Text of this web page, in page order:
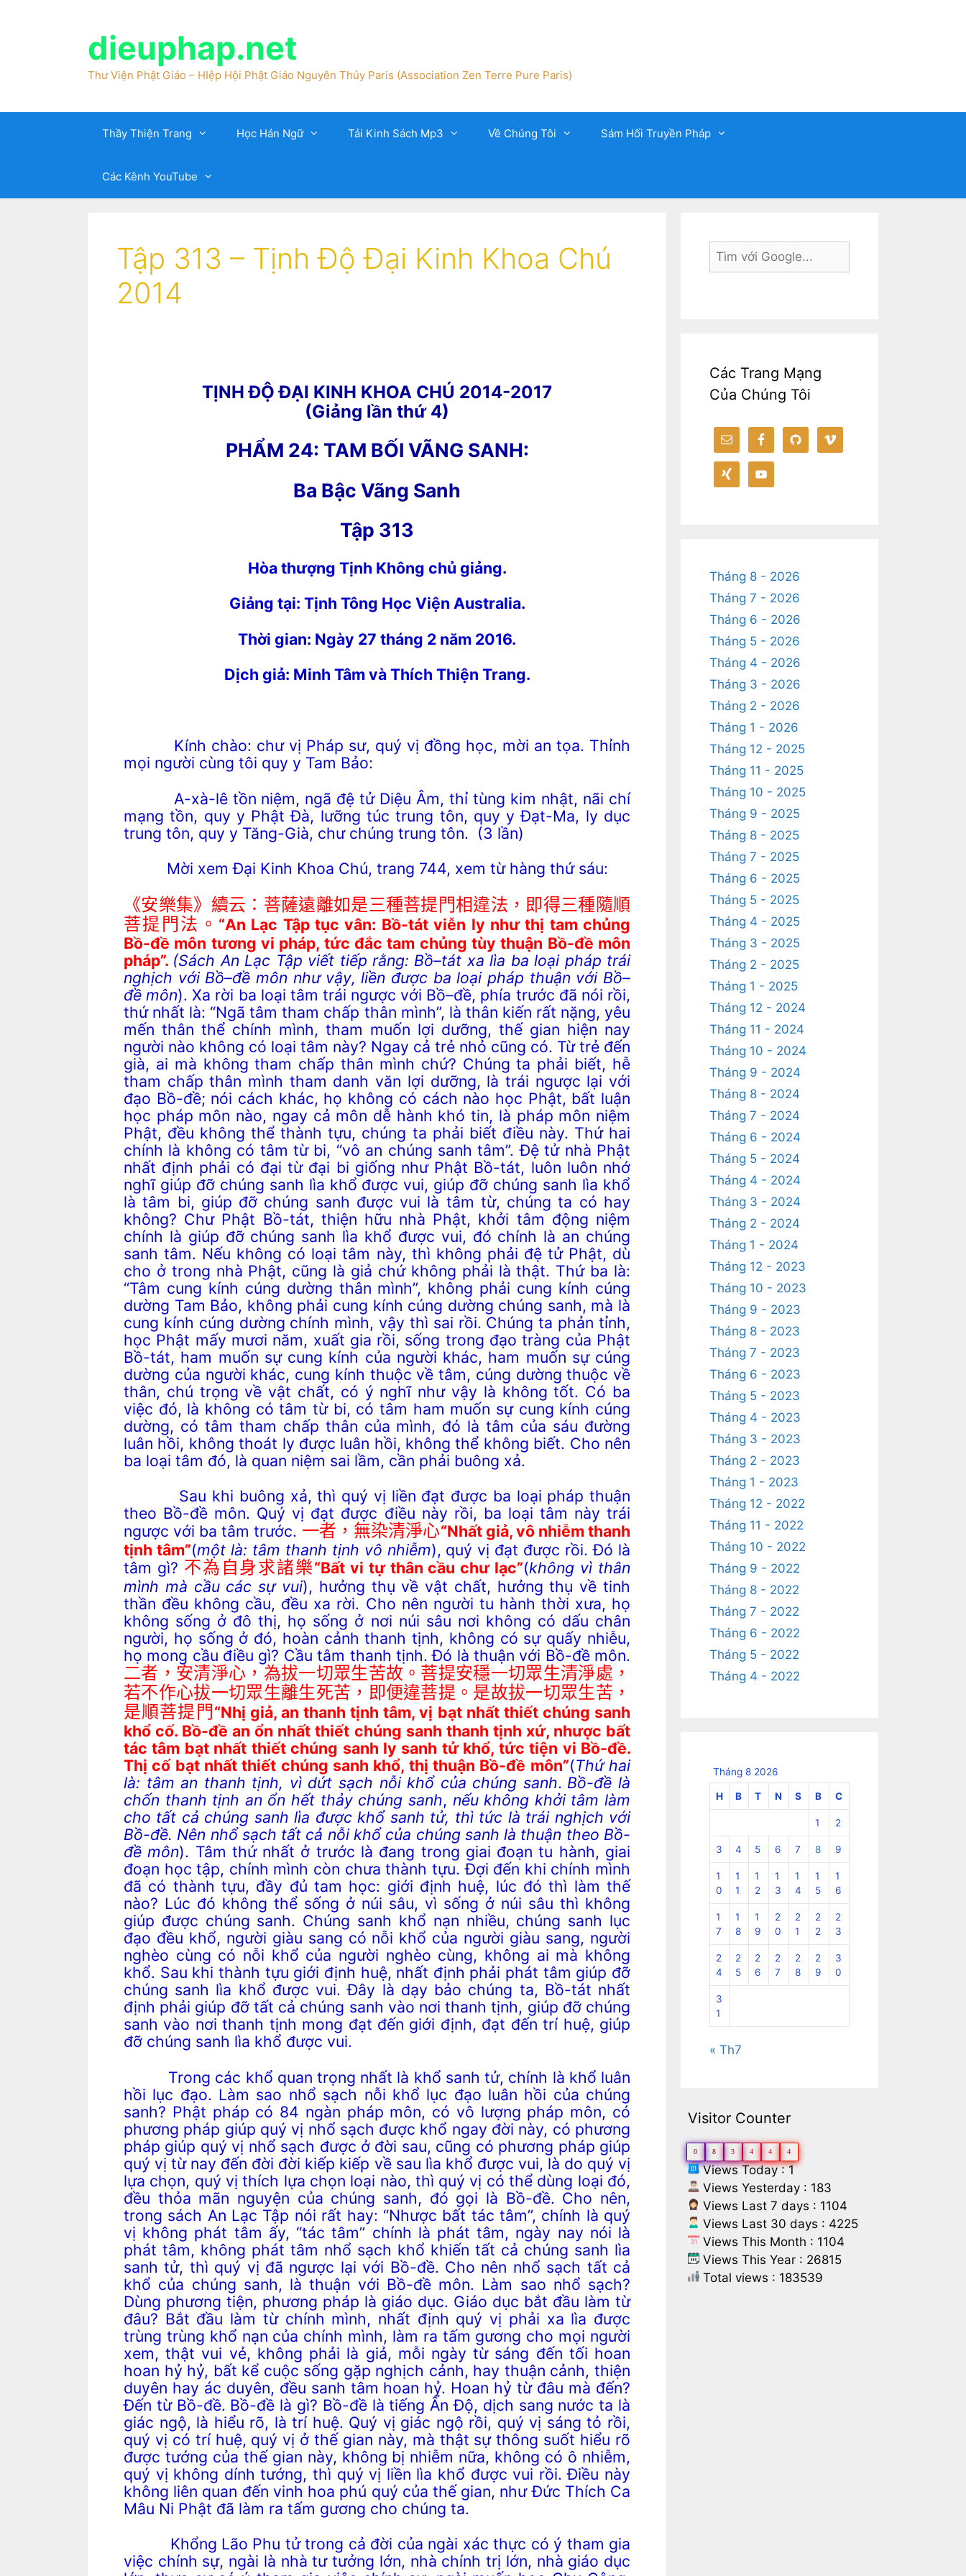
dieuphap.net
Thư Viện Phật Giáo – HIệp Hội Phật Giáo Nguyên Thủy Paris (Association Zen Terre Pure Paris)
Thầy Thiện Trang Học Hán Ngữ Tải Kinh Sách Mp3 Về Chúng Tôi Sám Hối Truyền Pháp
Các Kênh YouTube
Tập 313 – Tịnh Độ Đại Kinh Khoa Chú
2014
TỊNH ĐỘ ĐẠI KINH KHOA CHÚ 2014-2017
(Giảng lần thứ 4)
PHẨM 24: TAM BỐI VÃNG SANH:
Ba Bậc Vãng Sanh
Tập 313
Hòa thượng Tịnh Không chủ giảng.
Giảng tại: Tịnh Tông Học Viện Australia.
Thời gian: Ngày 27 tháng 2 năm 2016.
Dịch giả: Minh Tâm và Thích Thiện Trang.
Kính chào: chưvị Pháp sư, quý vị đồng học, mời an tọa. Thỉnh
mọi người cùng tôi quy y Tam Bảo:
A-xà-lê tồn niệm, ngã đệ tử Diệu Âm, thỉ tùng kim nhật, nãi chí
mạng tồn, quy y Phật Đà, lưỡng túc trung tôn, quy y Đạt-Ma, ly dục
trung tôn, quy y Tăng-Già, chư chúng trung tôn. (3 lần)
Mời xem Đại Kinh Khoa Chú, trang 744, xem từ hàng thứ sáu:
《安樂集》續云：菩薩遠離如是三種菩提門相違法，即得三種隨順
菩提門法。 “An Lạc Tập tục vân: Bồ-tát viễn ly như thị tam chủng
Bồ-đề môn tương vi pháp, tức đắc tam chủng tùy thuận Bồ-đề môn
pháp”. (Sách An Lạc Tập viết tiếp rằng: Bồ–tát xa lìa ba loại pháp trái
nghịch với Bồ–đề môn như vậy,liền được ba loại pháp thuận với Bồ–
đề môn).Xa rời ba loại tâm trái ngược với Bồ–đề, phía trước đã nói rồi,
thứ nhất là: “Ngã tâm tham chấp thân mình”, là thân kiến rất nặng,yêu
mến thân thể chính mình, tham muốn lợi dưỡng, thế gian hiện nay
người nào không có loại tâm này? Ngay cả trẻ nhỏ cũng có. Từ trẻ đến
già, ai mà không tham chấp thân mình chứ? Chúng ta phải biết, hễ
tham chấp thân mình tham danh văn lợi dưỡng, là trái ngược lại với
đạo Bồ-đề; nói cách khác, họ không có cách nào học Phật, bất luận
học pháp môn nào, ngay cả môn dễ hành khó tin, là pháp môn niệm
Phật, đều không thể thành tựu, chúng ta phải biết điều này. Thứ hai
chính là không có tâm từ bi, “vô an chúng sanh tâm”. Đệ tử nhà Phật
nhất định phải có đại từ đại bi giống như Phật Bồ-tát, luôn luôn nhớ
nghĩ giúp đỡ chúng sanh lìa khổ được vui, giúp đỡ chúng sanh lìa khổ
là tâm bi, giúp đỡ chúng sanh được vui là tâm từ, chúng ta có hay
không? Chư Phật Bồ-tát, thiện hữu nhà Phật, khởi tâm động niệm
chính là giúp đỡ chúng sanh lìa khổ được vui, đó chính là an chúng
sanh tâm. Nếu không có loại tâm này, thì không phải đệ tử Phật, dù
cho ở trong nhà Phật, cũng là giả chứ không phải là thật. Thứ ba là:
“Tâm cung kính cúng dường thân mình”, không phải cung kính cúng
dường Tam Bảo, không phải cung kính cúng dường chúng sanh, mà là
cung kính cúng dường chính mình, vậy thì sai rồi. Chúng ta phản tỉnh,
học Phật mấy mươi năm, xuất gia rồi, sống trong đạo tràng của Phật
Bồ-tát, ham muốn sự cung kính của người khác, ham muốn sự cúng
dường của người khác, cung kính thuộc về tâm, cúng dường thuộc về
thân, chú trọng về vật chất, có ý nghĩ như vậy là không tốt. Có ba
việc đó, là không có tâm từ bi, có tâm ham muốn sự cung kính cúng
dường, có tâm tham chấp thân của mình, đó là tâm của sáu đường
luân hồi, không thoát ly được luân hồi, không thể không biết. Cho nên
ba loại tâm đó, là quan niệm sai lầm, cần phải buông xả.
Sau khi buông xả, thì quý vị liền đạt được ba loại pháp thuận
theo Bồ-đề môn. Quý vị đạt được điều này rồi, ba loại tâm này trái
ngược với ba tâm trước. 一者，無染清淨心“Nhất giả, vô nhiễm thanh
tịnh tâm”(một là: tâm thanh tịnh vô nhiễm), quý vị đạt được rồi. Đó là
tâm gì? 不為自身求諸樂“Bất vi tự thân cầu chư lạc”(không vì thân
mình mà cầu các sự vui), hưởng thụ về vật chất, hưởng thụ về tinh
thần đều không cầu, đều xa rời. Cho nên người tu hành thời xưa, họ
không sống ở đô thị, họ sống ở nơi núi sâu nơi không có dấu chân
người, họ sống ở đó, hoàn cảnh thanh tịnh, không có sự quấy nhiễu,
họ mong cầu điều gì? Cầu tâm thanh tịnh.Đó là thuậnvới Bồ-đề môn.
二者，安清淨心，為拔一切眾生苦故。菩提安穩一切眾生清淨處，
若不作心拔一切眾生離生死苦，即便違菩提。是故拔一切眾生苦，
是順菩提門“Nhị giả, an thanh tịnh tâm, vị bạt nhất thiết chúng sanh
khổ cố. Bồ-đề an ổn nhất thiết chúng sanh thanh tịnh xứ, nhược bất
tác tâm bạt nhất thiết chúng sanh ly sanh tử khổ, tức tiện vi Bồ-đề.
Thị cố bạt nhất thiết chúng sanh khổ, thị thuận Bồ-đề môn”(Thứ hai
là: tâm an thanh tịnh, vì dứt sạch nỗi khổ của chúng sanh. Bồ-đề là
chốn thanh tịnh an ổn hết thảy chúng sanh, nếu không khởi tâm làm
cho tất cả chúng sanh lìa được khổ sanh tử, thì tức là trái nghịch với
Bồ-đề. Nên nhổ sạch tất cả nỗi khổ của chúng sanh là thuận theo Bồ-
đề môn). Tâm thứ nhất ở trước là đang trong giai đoạn tu hành, giai
đoạn học tập, chính mình còn chưa thành tựu. Đợi đến khi chính mình
đã có thành tựu, đầy đủ tam học: giới định huệ, lúc đó thì làm thế
nào? Lúc đó không thể sống ở núi sâu, vì sống ở núi sâu thì không
giúp được chúng sanh. Chúng sanh khổ nạn nhiều, chúng sanh lục
đạo đều khổ, người giàu sang có nỗi khổ của người giàu sang, người
nghèo cùng có nỗi khổ của người nghèo cùng, không ai mà không
khổ. Sau khi thành tựu giới định huệ, nhất định phải phát tâm giúp đỡ
chúng sanh lìa khổ được vui. Đây là dạy bảo chúng ta, Bồ-tát nhất
định phải giúp đỡ tất cả chúng sanh vào nơi thanh tịnh, giúp đỡ chúng
sanh vào nơi thanh tịnh mong đạt đến giới định, đạt đến trí huệ, giúp
đỡ chúng sanh lìa khổ được vui.
Trong các khổ quan trọng nhất là khổ sanh tử, chính là khổ luân
hồi lục đạo. Làm sao nhổ sạch nỗi khổ lục đạo luân hồi của chúng
sanh? Phật pháp có 84 ngàn pháp môn, có vô lượng pháp môn, có
phương pháp giúp quý vị nhổ sạch được khổ ngay đời này, có phương
pháp giúp quý vị nhổ sạch được ở đời sau, cũng có phương pháp giúp
quý vị từ nay đến đời đời kiếp kiếp về sau lìa khổ được vui, là do quý vị
lựa chọn, quý vị thích lựa chọn loại nào, thì quý vị có thể dùng loại đó,
đều thỏa mãn nguyện của chúng sanh, đó gọi là Bồ-đề. Cho nên,
trong sách An Lạc Tập nói rất hay: “Nhược bất tác tâm”, chính là quý
vị không phát tâm ấy, “tác tâm” chính là phát tâm, ngày nay nói là
phát tâm, không phát tâm nhổ sạch khổ khiến tất cả chúng sanh lìa
sanh tử, thì quý vị đã ngược lại với Bồ-đề. Cho nên nhổ sạch tất cả
khổ của chúng sanh, là thuận với Bồ-đề môn. Làm sao nhổ sạch?
Dùng phương tiện, phương pháp là giáo dục. Giáo dục bắt đầu làm từ
đâu? Bắt đầu làm từ chính mình, nhất định quý vị phải xa lìa được
trùng trùng khổ nạn của chính mình, làm ra tấm gương cho mọi người
xem, thật vui vẻ, không phải là giả, mỗi ngày từ sáng đến tối hoan
hoan hỷ hỷ, bất kể cuộc sống gặp nghịch cảnh, hay thuận cảnh, thiện
duyên hay ác duyên, đều sanh tâm hoan hỷ. Hoan hỷ từ đâu mà đến?
Đến từ Bồ-đề. Bồ-đề là gì? Bồ-đề là tiếng Ấn Độ, dịch sang nước ta là
giác ngộ, là hiểu rõ, là trí huệ. Quý vị giác ngộ rồi, quý vị sáng tỏ rồi,
quý vị có trí huệ, quý vị ở thế gian này, mà thật sự thông suốt hiểu rõ
được tướng của thế gian này, không bị nhiễm nữa, không có ô nhiễm,
quý vị không dính tướng, thì quý vị liền lìa khổ được vui rồi. Điều này
không liên quan đến vinh hoa phú quý của thế gian, như Đức Thích Ca
Mâu Ni Phật đã làm ra tấm gương cho chúng ta.
Khổng Lão Phu tử trong cả đời của ngài xác thực có ý tham gia
việc chính sự, ngài là nhà tư tưởng lớn, nhà chính trị lớn, nhà giáo dục
Các Trang Mạng
Của Chúng Tôi
Tháng 8 - 2026
Tháng 7 - 2026
Tháng 6 - 2026
Tháng 5 - 2026
Tháng 4 - 2026
Tháng 3 - 2026
Tháng 2 - 2026
Tháng 1 - 2026
Tháng 12 - 2025
Tháng 11 - 2025
Tháng 10 - 2025
Tháng 9 - 2025
Tháng 8 - 2025
Tháng 7 - 2025
Tháng 6 - 2025
Tháng 5 - 2025
Tháng 4 - 2025
Tháng 3 - 2025
Tháng 2 - 2025
Tháng 1 - 2025
Tháng 12 - 2024
Tháng 11 - 2024
Tháng 10 - 2024
Tháng 9 - 2024
Tháng 8 - 2024
Tháng 7 - 2024
Tháng 6 - 2024
Tháng 5 - 2024
Tháng 4 - 2024
Tháng 3 - 2024
Tháng 2 - 2024
Tháng 1 - 2024
Tháng 12 - 2023
Tháng 10 - 2023
Tháng 9 - 2023
Tháng 8 - 2023
Tháng 7 - 2023
Tháng 6 - 2023
Tháng 5 - 2023
Tháng 4 - 2023
Tháng 3 - 2023
Tháng 2 - 2023
Tháng 1 - 2023
Tháng 12 - 2022
Tháng 11 - 2022
Tháng 10 - 2022
Tháng 9 - 2022
Tháng 8 - 2022
Tháng 7 - 2022
Tháng 6 - 2022
Tháng 5 - 2022
Tháng 4 - 2022
Tháng 8 2026
H B T N S B C
1 2
3 4 5 6 7 8 9
1
0
1
1
1
2
1
3
1
4
1
5
1
6
1
7
1
8
1
9
2
0
2
1
2
2
2
3
2
4
2
5
2
6
2
7
2
8
2
9
3
0
3
1
« Th7
Visitor Counter
0 8 3 4 4 4
Views Today : 1
Views Yesterday : 183
Views Last 7 days : 1104
Views Last 30 days : 4225
Views This Month : 1104
Views This Year : 26815
Total views : 183539